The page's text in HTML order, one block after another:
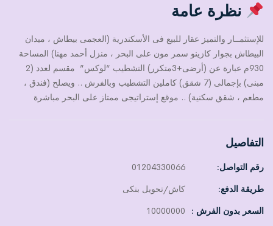
نظرة عامة
للإستثمــار والتميز عقار للبيع فى الأسكندرية (العجمى بيطاش ، ميدان
البيطاش بجوار كازينو سمر مون على البحر ، منزل أحمد مهنا) المساحة
930م عبارة عن (أرضى+3متكرر) التشطيب “لوكس” مقسم لعدد (2
مبنى) بإجمالى (7 شقق) كاملين التشطيب وبالفرش .. ويصلح (فندق ،
مطعم ، شقق سكنية) .. موقع إستراتيجى ممتاز على البحر مباشرة
التفاصيل
رقم التواصل:
01204330066
طريقة الدفع:
كاش/تحويل بنكى
السعر بدون الفرش :
10000000